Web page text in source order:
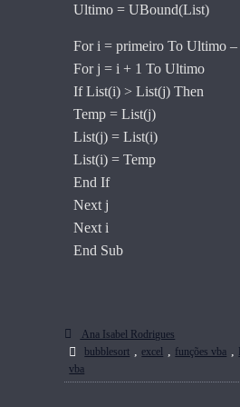
Ultimo = UBound(List)
For i = primeiro To Ultimo –
For j = i + 1 To Ultimo
If List(i) > List(j) Then
Temp = List(j)
List(j) = List(i)
List(i) = Temp
End If
Next j
Next i
End Sub
Ana Isabel Rodrigues
bubblesort ,excel , funções vba ,
vba